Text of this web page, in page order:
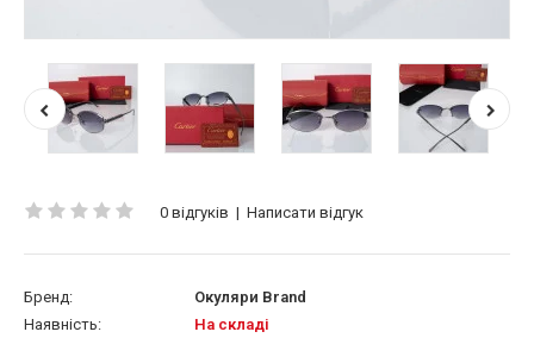
0 відгуків | Написати відгук
Бренд:
Окуляри Brand
Наявність:
На складі